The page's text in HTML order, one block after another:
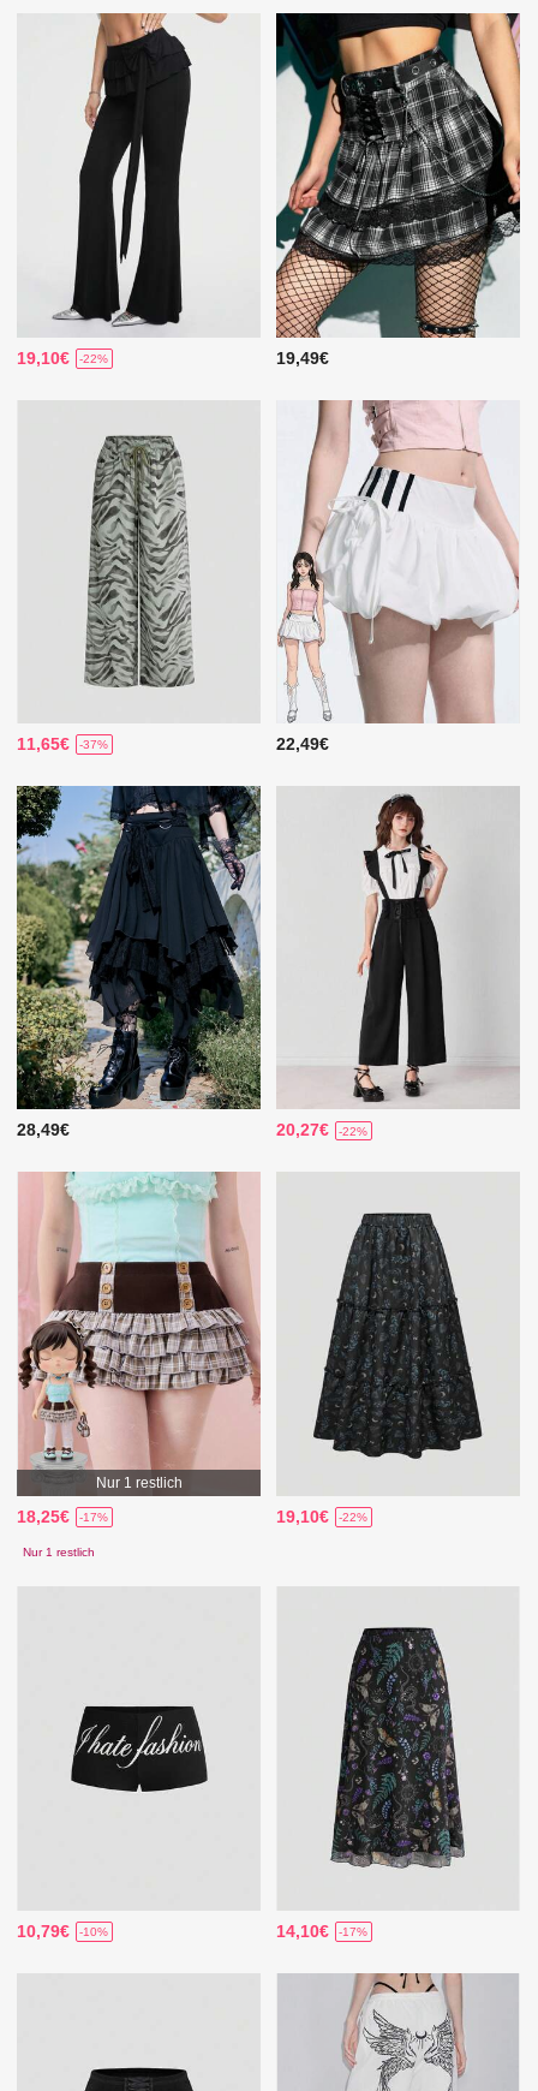
19,10€ -22% 19,49€
11,65€ -37% 22,49€
28,49€ 20,27€ -22%
Nur 1 restlich
18,25€ -17%
Nur 1 restlich
19,10€ -22%
10,79€ -10% 14,10€ -17%